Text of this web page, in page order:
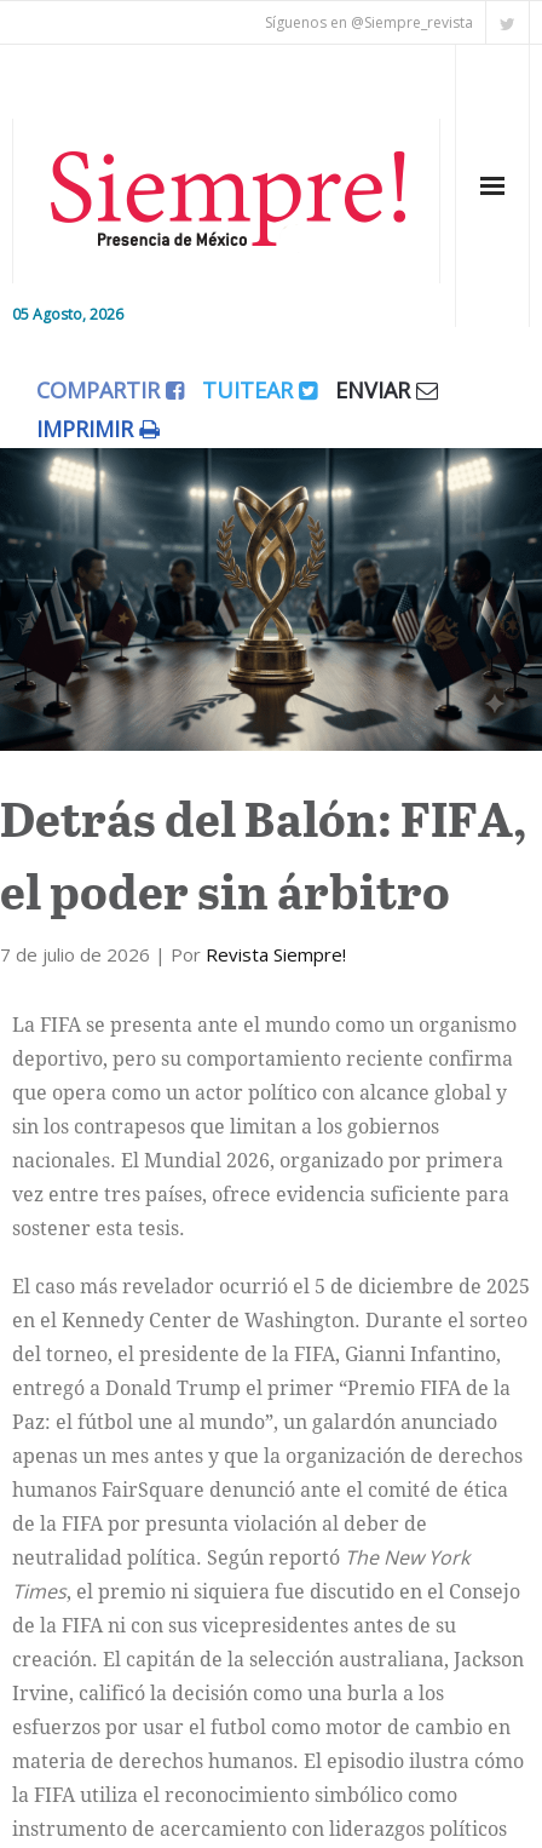
Síguenos en @Siempre_revista
05 Agosto, 2026
Editorial
Nacional
Colaboradores
Internacional
Cultura
COMPARTIR TUITEAR
ENVIAR
IMPRIMIR
Detrás del Balón: FIFA,
el poder sin árbitro
7 de julio de 2026 | Por Revista Siempre!
La FIFA se presenta ante el mundo como un organismo
deportivo, pero su comportamiento reciente confirma
que opera como un actor político con alcance global y
sin los contrapesos que limitan a los gobiernos
nacionales. El Mundial 2026, organizado por primera
vez entre tres países, ofrece evidencia suficiente para
sostener esta tesis.
El caso más revelador ocurrió el 5 de diciembre de 2025
en el Kennedy Center de Washington. Durante el sorteo
del torneo, el presidente de la FIFA, Gianni Infantino,
entregó a Donald Trump el primer “Premio FIFA de la
Paz: el fútbol une al mundo”, un galardón anunciado
apenas un mes antes y que la organización de derechos
humanos FairSquare denunció ante el comité de ética
de la FIFA por presunta violación al deber de
neutralidad política. Según reportó The New York
Times, el premio ni siquiera fue discutido en el Consejo
de la FIFA ni con sus vicepresidentes antes de su
creación. El capitán de la selección australiana, Jackson
Irvine, calificó la decisión como una burla a los
esfuerzos por usar el futbol como motor de cambio en
materia de derechos humanos. El episodio ilustra cómo
la FIFA utiliza el reconocimiento simbólico como
instrumento de acercamiento con liderazgos políticos